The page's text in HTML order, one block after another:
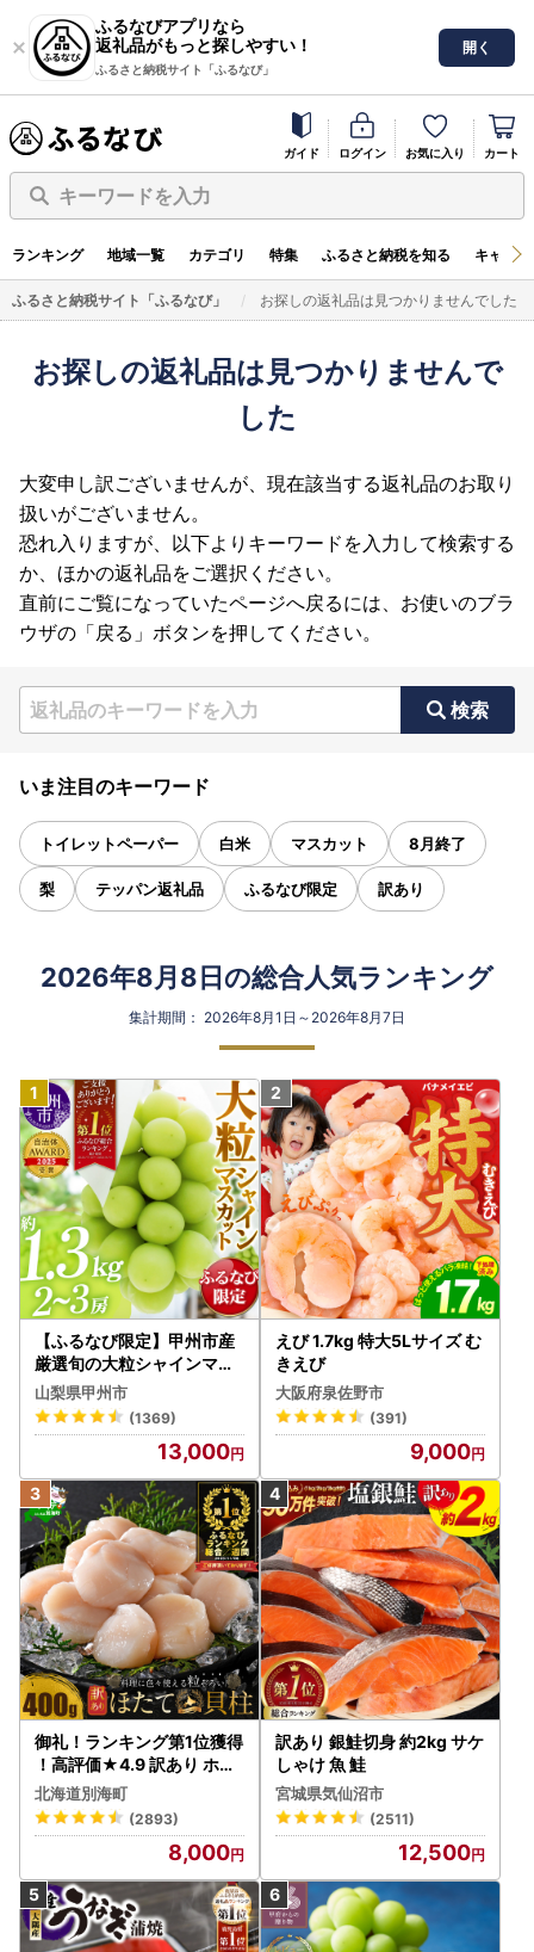
ふるなびアプリなら
返礼品がもっと探しやすい！
ふるさと納税サイト「ふるなび」
開く
ガイド ログイン お気に入り カート
キーワードを入力
ランキング 地域一覧 カテゴリ 特集 ふるさと納税を知る キャン
ふるさと納税サイト「ふるなび」 お探しの返礼品は見つかりませんでした
お探しの返礼品は見つかりませんで
した
大変申し訳ございませんが、現在該当する返礼品のお取り
扱いがございません。
恐れ入りますが、以下よりキーワードを入力して検索する
か、ほかの返礼品をご選択ください。
直前にご覧になっていたページへ戻るには、お使いのブラ
ウザの「戻る」ボタンを押してください。
検索
いま注目のキーワード
トイレットペーパー 白米 マスカット 8月終了
梨 テッパン返礼品 ふるなび限定 訳あり
2026年8月8日の総合人気ランキング
集計期間： 2026年8月1日～2026年8月7日
【ふるなび限定】甲州市産
厳選旬の大粒シャインマス
カット 約1.3kg 2～3房【2
026年発送】（MG）B12-
472 FN-Limited-VO シャ
インマスカット フルーツ
山梨県甲州市
(1369)
13,000
えび 1.7kg 特大5Lサイズ む
きえび
大阪府泉佐野市
(391)
9,000
御礼！ランキング第1位獲得
！高評価★4.9 訳あり ホタ
テ 400g（ほたて 帆立 貝柱
冷凍 ）
北海道別海町
(2893)
8,000
訳あり 銀鮭切身 約2kg サケ
しゃけ 魚 鮭
宮城県気仙沼市
(2511)
12,500